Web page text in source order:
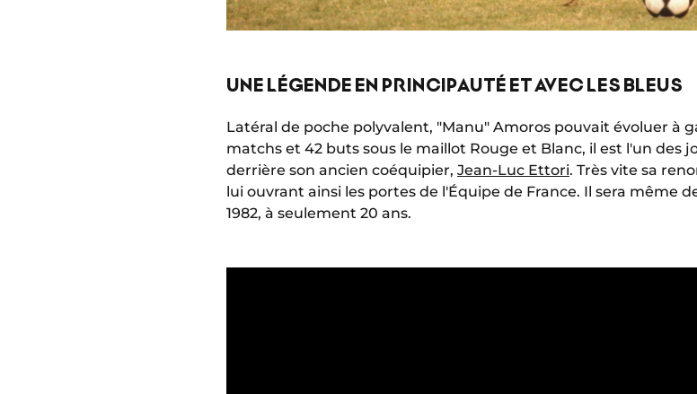
UNE LÉGENDE EN PRINCIPAUTÉ ET AVEC LES BLEUS
Latéral de poche polyvalent, "Manu" Amoros pouvait évoluer à
matchs et 42 buts sous le maillot Rouge et Blanc, il est l'un des
derrière son ancien coéquipier, Jean-Luc Ettori. Très vite sa
lui ouvrant ainsi les portes de l'Équipe de France. Il sera même
1982, à seulement 20 ans.